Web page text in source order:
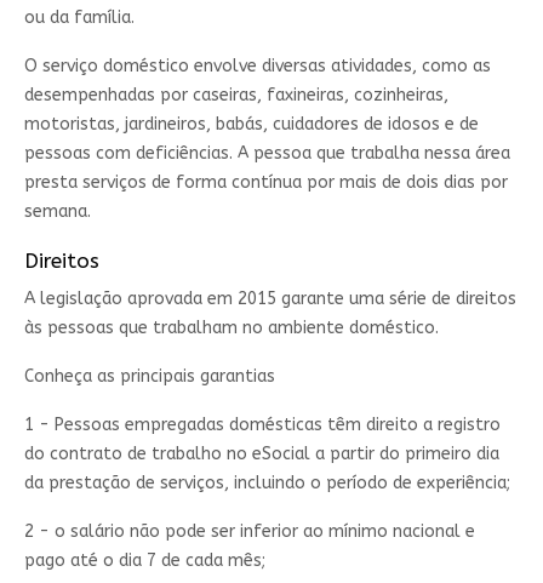
ou da família.
O serviço doméstico envolve diversas atividades, como as
desempenhadas por caseiras, faxineiras, cozinheiras,
motoristas, jardineiros, babás, cuidadores de idosos e de
pessoas com deficiências. A pessoa que trabalha nessa área
presta serviços de forma contínua por mais de dois dias por
semana.‌‌
Direitos
A legislação aprovada em 2015 garante uma série de direitos
às pessoas que trabalham no ambiente doméstico.
Conheça as principais garantias
1 - Pessoas empregadas domésticas têm direito a registro
do contrato de trabalho no eSocial a partir do primeiro dia
da prestação de serviços, incluindo o período de experiência;
2 - o salário não pode ser inferior ao mínimo nacional e
pago até o dia 7 de cada mês;